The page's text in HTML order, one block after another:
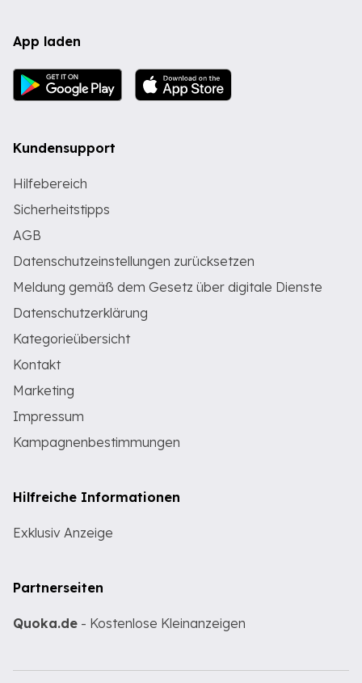
App laden
Kundensupport
Hilfebereich
Sicherheitstipps
AGB
Datenschutzeinstellungen zurücksetzen
Meldung gemäß dem Gesetz über digitale Dienste
Datenschutzerklärung
Kategorieübersicht
Kontakt
Marketing
Impressum
Kampagnenbestimmungen
Hilfreiche Informationen
Exklusiv Anzeige
Partnerseiten
Quoka.de - Kostenlose Kleinanzeigen